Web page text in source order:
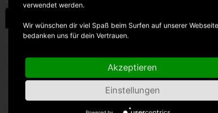
Kundenservice
Standorte
verwendet werden.
Wir wünschen dir viel Spaß beim Surfen auf unserer
bedanken uns für dein Vertrauen.
Akzeptieren
Einstellungen